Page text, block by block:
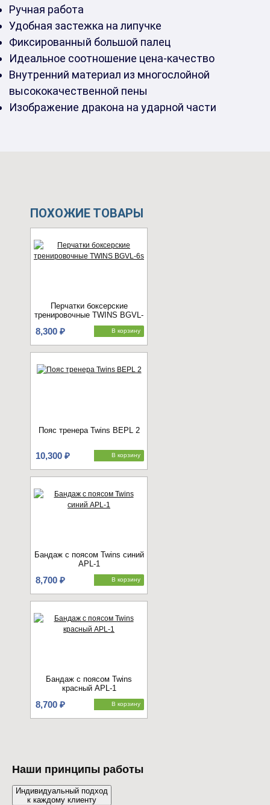
Ручная работа
Удобная застежка на липучке
Фиксированный большой палец
Идеальное соотношение цена-качество
Внутренний материал из многослойной
высококачественной пены
Изображение дракона на ударной части
ПОХОЖИЕ ТОВАРЫ
Перчатки боксерские
тренировочные TWINS BGVL-
8,300 ₽ В корзину
Пояс тренера Twins BEPL 2
10,300 ₽ В корзину
Бандаж с поясом Twins синий
APL-1
8,700 ₽ В корзину
Бандаж с поясом Twins
красный APL-1
8,700 ₽ В корзину
Наши принципы работы
Индивидуальный подход
к каждому клиенту